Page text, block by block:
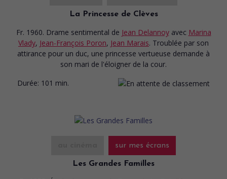
La Princesse de Clèves
Fr. 1960. Drame sentimental de Jean Delannoy avec Marina
Vlady, Jean-François Poron, Jean Marais. Troublée par son
attirance pour un duc, une princesse vertueuse demande à
son mari de l'éloigner de la cour.
Durée: 101 min.
sur mes écrans
Les Grandes Familles